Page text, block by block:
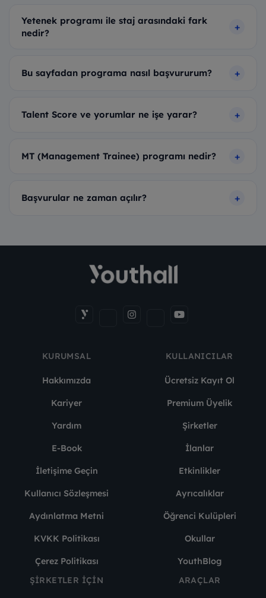
Yetenek programı ile staj arasındaki fark
nedir?
Bu sayfadan programa nasıl başvururum?
Talent Score ve yorumlar ne işe yarar?
MT (Management Trainee) programı nedir?
Başvurular ne zaman açılır?
KURUMSAL
Hakkımızda
Kariyer
Yardım
E-Book
İletişime Geçin
Kullanıcı Sözleşmesi
Aydınlatma Metni
KVKK Politikası
Çerez Politikası
KULLANICILAR
Ücretsiz Kayıt Ol
Premium Üyelik
Şirketler
İlanlar
Etkinlikler
Ayrıcalıklar
Öğrenci Kulüpleri
Okullar
YouthBlog
ŞIRKETLER İÇIN
ARAÇLAR